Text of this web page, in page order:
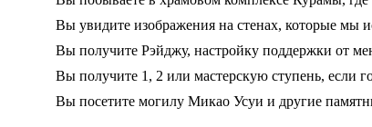
Вы увидите изображения на стенах, которые мы
Вы получите Рэйджу, настройку поддержки от
Вы получите 1, 2 или мастерскую ступень, если
Вы посетите могилу Микао Усуи и другие